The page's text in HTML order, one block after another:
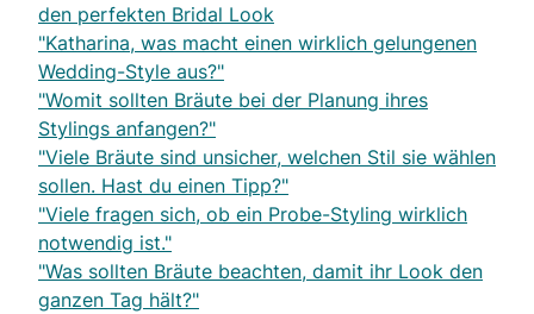
den perfekten Bridal Look
"Katharina, was macht einen wirklich gelungenen
Wedding-Style aus?"
"Womit sollten Bräute bei der Planung ihres
Stylings anfangen?"
"Viele Bräute sind unsicher, welchen Stil sie wählen
sollen. Hast du einen Tipp?"
"Viele fragen sich, ob ein Probe-Styling wirklich
notwendig ist."
"Was sollten Bräute beachten, damit ihr Look den
ganzen Tag hält?"